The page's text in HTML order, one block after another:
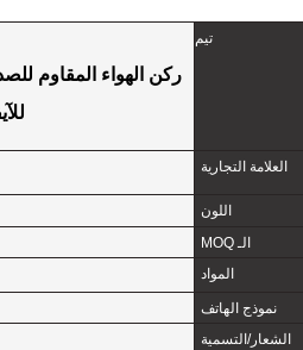
تيم
للآيفون 15 14
العلامة التجارية
اللون
الـ MOQ
المواد
نموذج الهاتف
الشعار/التسمية